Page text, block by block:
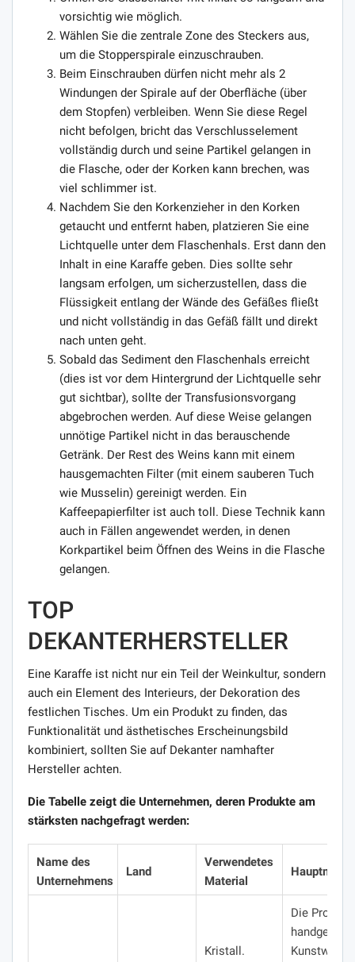
vorsichtig wie möglich.
Wählen Sie die zentrale Zone des Steckers aus,
um die Stopperspirale einzuschrauben.
Beim Einschrauben dürfen nicht mehr als 2
Windungen der Spirale auf der Oberfläche (über
dem Stopfen) verbleiben. Wenn Sie diese Regel
nicht befolgen, bricht das Verschlusselement
vollständig durch und seine Partikel gelangen in
die Flasche, oder der Korken kann brechen, was
viel schlimmer ist.
Nachdem Sie den Korkenzieher in den Korken
getaucht und entfernt haben, platzieren Sie eine
Lichtquelle unter dem Flaschenhals. Erst dann den
Inhalt in eine Karaffe geben. Dies sollte sehr
langsam erfolgen, um sicherzustellen, dass die
Flüssigkeit entlang der Wände des Gefäßes fließt
und nicht vollständig in das Gefäß fällt und direkt
nach unten geht.
Sobald das Sediment den Flaschenhals erreicht
(dies ist vor dem Hintergrund der Lichtquelle sehr
gut sichtbar), sollte der Transfusionsvorgang
abgebrochen werden. Auf diese Weise gelangen
unnötige Partikel nicht in das berauschende
Getränk. Der Rest des Weins kann mit einem
hausgemachten Filter (mit einem sauberen Tuch
wie Musselin) gereinigt werden. Ein
Kaffeepapierfilter ist auch toll. Diese Technik kann
auch in Fällen angewendet werden, in denen
Korkpartikel beim Öffnen des Weins in die Flasche
gelangen.
TOP
DEKANTERHERSTELLER
Eine Karaffe ist nicht nur ein Teil der Weinkultur, sondern
auch ein Element des Interieurs, der Dekoration des
festlichen Tisches. Um ein Produkt zu finden, das
Funktionalität und ästhetisches Erscheinungsbild
kombiniert, sollten Sie auf Dekanter namhafter
Hersteller achten.
Die Tabelle zeigt die Unternehmen, deren Produkte am
stärksten nachgefragt werden:
Name des
Unternehmens
Land
Verwendetes
Material
Kristall.
Die